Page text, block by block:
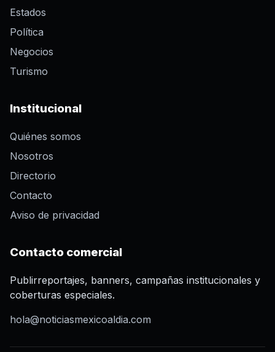
Estados
Política
Negocios
Turismo
Institucional
Quiénes somos
Nosotros
Directorio
Contacto
Aviso de privacidad
Contacto comercial
Publirreportajes, banners, campañas institucionales y
coberturas especiales.
hola@noticiasmexicoaldia.com